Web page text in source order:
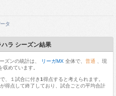
タ
ラ シーズン結果
ズンの統計は、 リーガMX 全体で、 普通 、現
収めています。
、１試合に付き1得点すると考えられます。
得点して終了しており、試合ごとの平均合計